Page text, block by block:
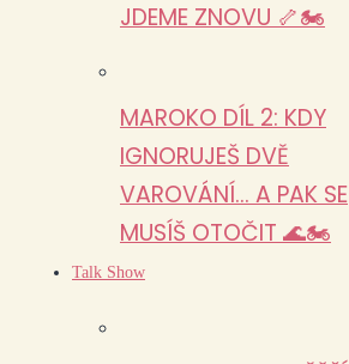
JDEME ZNOVU 🦴🏍️
MAROKO DÍL 2: KDY
IGNORUJEŠ DVĚ
VAROVÁNÍ… A PAK SE
MUSÍŠ OTOČIT 🌊🏍️
Talk Show